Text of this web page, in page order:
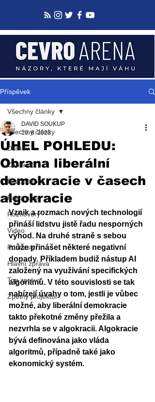
Příspěvek
Všechny články
Domov
Zahraničí
Bezpečnost
Panorama
Rozhovory
Video
Podcasty
Hlavní zpráva
Top zpráva
Zpětný projektor
Všechny články
ÚHEL POHLEDU:
Obrana liberální
demokracie v časech
algokracie
DAVID SOUKUP
10. 8. 2023
Vznik a rozmach nových technologií
přináší lidstvu jistě řadu nesporných
výhod. Na druhé straně s sebou
může přinášet některé negativní
dopady. Příkladem budiž nástup AI
založený na využívání specifických
algoritmů. V této souvislosti se tak
nabízejí úvahy o tom, jestli je vůbec
možné, aby liberální demokracie
takto překotné změny přežila a
nezvrhla se v algokracii. Algokracie
bývá definována jako vláda
algoritmů, případně také jako
ekonomický systém.